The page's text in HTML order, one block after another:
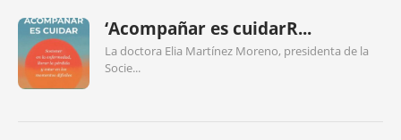
‘Acompañar es cuidarR...
La doctora Elia Martínez Moreno, presidenta de la
Socie...